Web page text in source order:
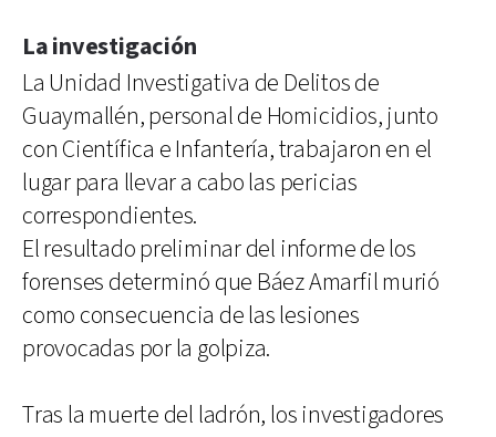
La investigación
La Unidad Investigativa de Delitos de
Guaymallén, personal de Homicidios, junto
con Científica e Infantería, trabajaron en el
lugar para llevar a cabo las pericias
correspondientes.
El resultado preliminar del informe de los
forenses determinó que Báez Amarfil murió
como consecuencia de las lesiones
provocadas por la golpiza.
Tras la muerte del ladrón, los investigadores